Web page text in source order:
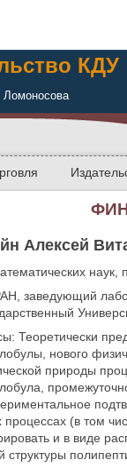
КДУ
Алексей
заведующий
Теоретически
нового
природы
процессах (в том
и в виде
структуры